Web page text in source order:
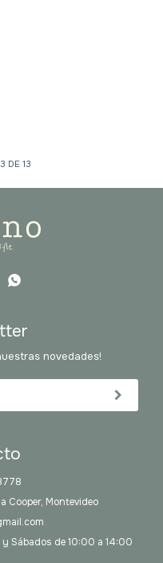
DE 13

Cooper, Montevideo
y Sábados de 10:00 a 14:00
novedades!